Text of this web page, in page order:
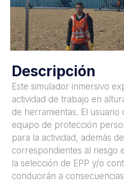
Descripción
Este simulador inmersivo
actividad de trabajo en
de herramientas. El usuario
equipo de protección
para la actividad, además
correspondientes al riesgo
la selección de EPP y/o
conducirán a